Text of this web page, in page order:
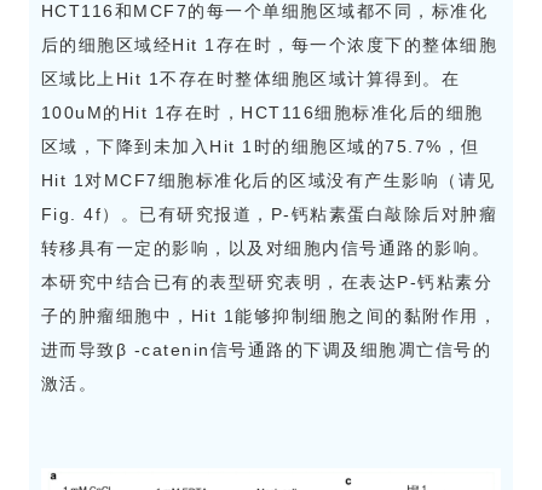
HCT116和MCF7的每一个单细胞区域都不同，标准化
后的细胞区域经Hit 1存在时，每一个浓度下的整体细胞
区域比上Hit 1不存在时整体细胞区域计算得到。在
100uM的Hit 1存在时，HCT116细胞标准化后的细胞
区域，下降到未加入Hit 1时的细胞区域的75.7%，但
Hit 1对MCF7细胞标准化后的区域没有产生影响（请见
Fig. 4f）。已有研究报道，P-钙粘素蛋白敲除后对肿瘤
转移具有一定的影响，以及对细胞内信号通路的影响。
本研究中结合已有的表型研究表明，在表达P-钙粘素分
子的肿瘤细胞中，Hit 1能够抑制细胞之间的黏附作用，
进而导致β -catenin信号通路的下调及细胞凋亡信号的
激活。